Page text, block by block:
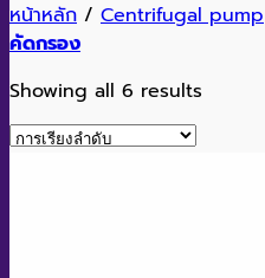
หน้าหลัก / Centrifugal pump
คัดกรอง
Showing all 6 results